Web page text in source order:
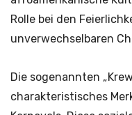
Rolle bei den
unverwechselbaren
Die sogenannten
charakteristisches